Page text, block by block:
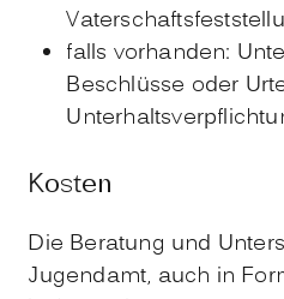
falls vorhanden:
Beschlüsse oder
Kosten
Die Beratung und
Jugendamt, auch in